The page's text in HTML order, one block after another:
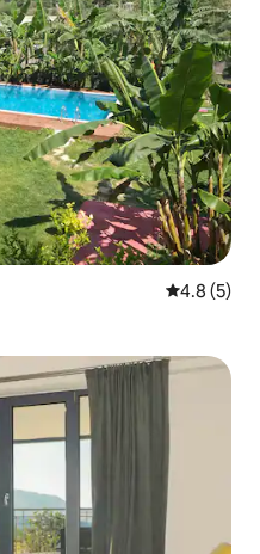
Ukadiriaji
4.8 (5)